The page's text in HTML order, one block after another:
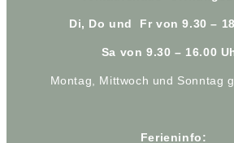
Di, Do und Fr von 9.30 –
Sa von 9.30 – 16.00
Montag, Mittwoch und Sonntag
Ferieninfo: